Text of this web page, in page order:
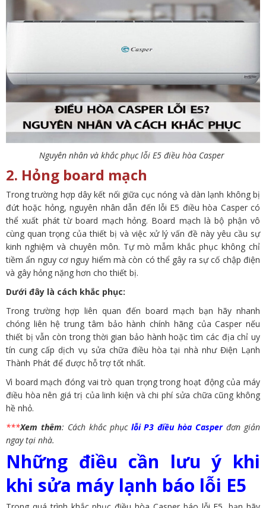
Nguyên nhân và khắc phục lỗi E5 điều hòa Casper
2. Hỏng board mạch
Trong trường hợp dây kết nối giữa cục nóng và dàn lạnh không bị
đứt hoặc hỏng, nguyên nhân dẫn đến lỗi E5 điều hòa Casper có
thể xuất phát từ board mạch hỏng. Board mạch là bộ phận vô
cùng quan trọng của thiết bị và việc xử lý vấn đề này yêu cầu sự
kinh nghiệm và chuyên môn. Tự mò mẫm khắc phục không chỉ
tiềm ẩn nguy cơ nguy hiểm mà còn có thể gây ra sự cố chập điện
và gây hỏng nặng hơn cho thiết bị.
Dưới đây là cách khắc phục:
Trong trường hợp liên quan đến board mạch bạn hãy nhanh
chóng liên hệ trung tâm bảo hành chính hãng của Casper nếu
thiết bị vẫn còn trong thời gian bảo hành hoặc tìm các địa chỉ uy
tín cung cấp dịch vụ sửa chữa điều hòa tại nhà như Điện Lạnh
Thành Phát để được hỗ trợ tốt nhất.
Vì board mạch đóng vai trò quan trọng trong hoạt động của máy
điều hòa nên giá trị của linh kiện và chi phí sửa chữa cũng không
hề nhỏ.
***Xem thêm: Cách khắc phục lỗi P3 điều hòa Casperđơn giản
ngay tại nhà.
Những điều cần lưu ý khi
khi sửa máy lạnh báo lỗi E5